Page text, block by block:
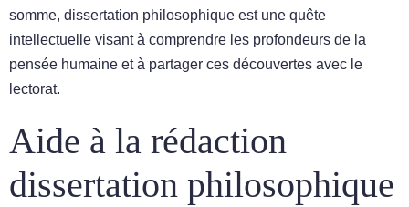
somme, dissertation philosophique est une quête
intellectuelle visant à comprendre les profondeurs de la
pensée humaine et à partager ces découvertes avec le
lectorat.
Aide à la rédaction
dissertation philosophique